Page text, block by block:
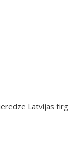
Latvijas